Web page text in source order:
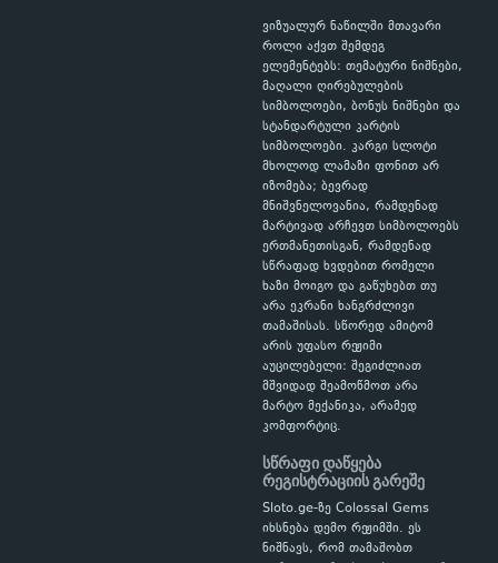
ვიზუალურ ნაწილში მთავარი
როლი აქვთ შემდეგ
ელემენტებს: თემატური ნიშნები,
მაღალი ღირებულების
სიმბოლოები, ბონუს ნიშნები და
სტანდარტული კარტის
სიმბოლოები. კარგი სლოტი
მხოლოდ ლამაზი ფონით არ
იზომება; ბევრად
მნიშვნელოვანია, რამდენად
მარტივად არჩევთ სიმბოლოებს
ერთმანეთისგან, რამდენად
სწრაფად ხვდებით რომელი
ხაზი მოიგო და გაწუხებთ თუ
არა ეკრანი ხანგრძლივი
თამაშისას. სწორედ ამიტომ
არის უფასო რეჟიმი
აუცილებელი: შეგიძლიათ
მშვიდად შეამოწმოთ არა
მარტო მექანიკა, არამედ
კომფორტიც.
სწრაფი დაწყება
რეგისტრაციის გარეშე
Sloto.ge-ზე Colossal Gems
იხსნება დემო რეჟიმში. ეს
ნიშნავს, რომ თამაშობთ